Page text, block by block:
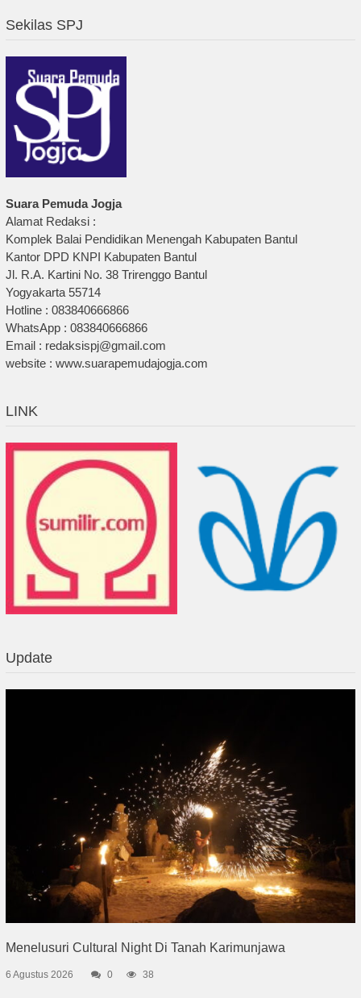
Sekilas SPJ
Suara Pemuda Jogja
Alamat Redaksi :
Komplek Balai Pendidikan Menengah Kabupaten Bantul
Kantor DPD KNPI Kabupaten Bantul
Jl. R.A. Kartini No. 38 Trirenggo Bantul
Yogyakarta 55714
Hotline : 083840666866
WhatsApp : 083840666866
Email : redaksispj@gmail.com
website : www.suarapemudajogja.com
LINK
Update
Menelusuri Cultural Night Di Tanah Karimunjawa
6 Agustus 2026 0 38